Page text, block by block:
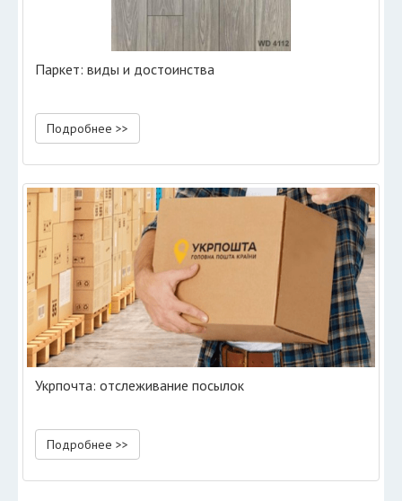
Паркет: виды и достоинства
Подробнее >>
Укрпочта: отслеживание посылок
Подробнее >>